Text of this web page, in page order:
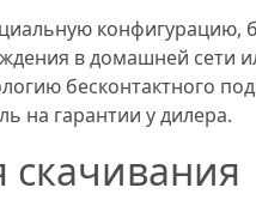
конфигурацию,
в домашней сети
бесконтактного
на гарантии у дилера.